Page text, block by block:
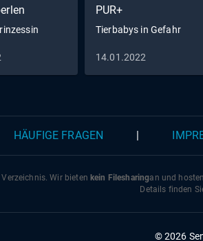
PUR+
Tierbabys in Gefahr
14.01.2022
HÄUFIGE FRAGEN
Wir bieten kein Filesharingan und
Details finden
© 2026